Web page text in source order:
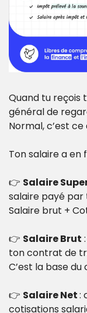
Quand tu reçois
général de
Normal, c’est
Ton salaire a en
👉 Salaire
salaire payé
Salaire brut +
👉 Salaire Brut
ton contrat de
C’est la base
👉 Salaire Net :
cotisations